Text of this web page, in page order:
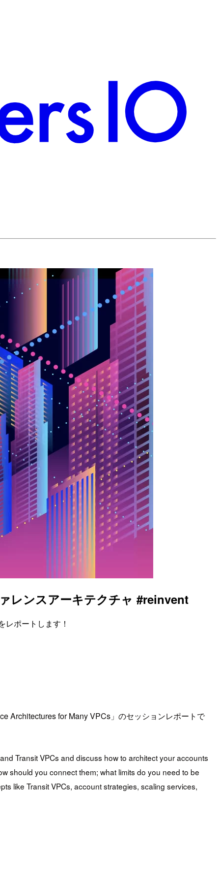
レンスアーキテクチャ #reinvent
ポートします！
Architectures for Many VPCs」のセッションレポートで
Transit VPCs and discuss how to architect your accounts
should you connect them; what limits do you need to be
like Transit VPCs, account strategies, scaling services,